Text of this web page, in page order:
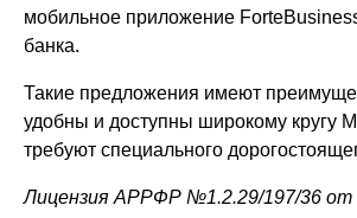
мобильное приложение
банка.
Такие предложения имеют
удобны и доступны широкому кругу
требуют специального
Лицензия АРРФР №1.2.29/197/36 от